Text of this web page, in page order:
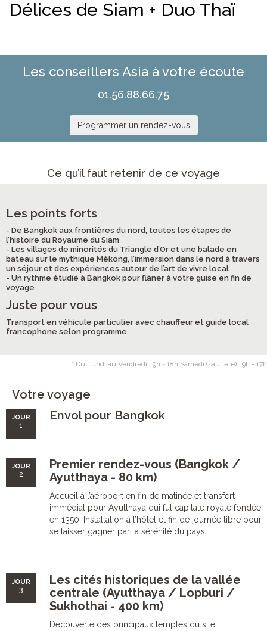
Délices de Siam + Duo Thaï
Les conseillers Asia à votre écoute
01.56.88.66.75
Programmer un rendez-vous
Ce qu’il faut retenir de ce voyage
Les points forts
- De Bangkok aux frontières du nord, toutes les étapes de
l’histoire du Royaume du Siam
- Les villages de minorités du Triangle d’Or et une balade en
bateau sur le mythique Mékong, l’immersion dans le nord à travers
un séjour et des expériences autour de l’art de vivre local
- Un rythme étudié à Bangkok pour flâner à votre guise en fin de
voyage
Juste pour vous
Transport en véhicule particulier avec chauffeur et guide local
francophone selon programme.
* Du Lundi au Vendredi : 9h - 18h Samedi (sauf été) : 9h - 17h
Votre voyage
JOUR
1
Envol pour Bangkok
JOUR
2
Premier rendez-vous (Bangkok /
Ayutthaya - 80 km)
Accueil à l’aéroport en fin de matinée et transfert
immédiat pour Ayutthaya qui fut capitale royale fondée
en 1350. Installation à l’hôtel et fin de journée libre pour
se laisser gagner par la sérénité du pays.
JOUR
3
Les cités historiques de la vallée
centrale (Ayutthaya / Lopburi /
Sukhothai - 400 km)
Découverte des principaux temples du site